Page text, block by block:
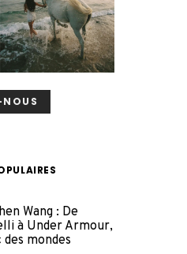
Wang : De
à Under Armour,
des mondes